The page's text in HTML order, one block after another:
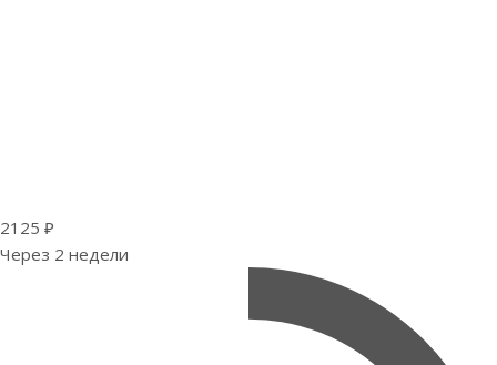
2125 ₽
Через 2 недели